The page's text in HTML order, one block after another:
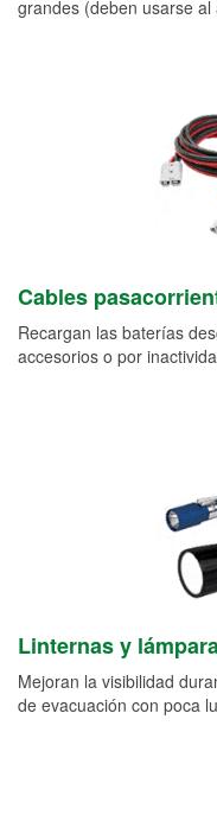
grandes (deben usarse al
Cables
Recargan las baterías
accesorios o por
Linternas y
Mejoran la visibilidad
de evacuación con poca